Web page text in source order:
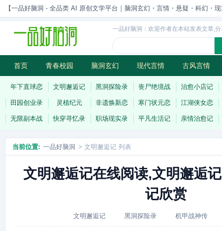
【一品好脑洞 - 全品类 AI 原创文学平台｜脑洞玄幻・言情・悬疑・科幻・
一品好脑洞：欢迎作者在本站发表文章,
首页 青春校园 脑洞玄幻 现代言情 古风言情
历史权谋 武侠江湖 灵异志怪 连载
年下直球恋 文明邂逅记 黑洞探险录 丧尸绝境战 治愈小店记
田园创业录 灵植纪元 非遗焕新恋 寒门状元恋 江湖侠女恋
无限副本战 快穿寻忆录 职场现实录 平凡生活记 亲情治愈记
当前位置: 一品好脑洞 > 文明邂逅记 列表
文明邂逅记在线阅读,文明邂逅
记欣赏
文明邂逅记 黑洞探险录 机甲战神传